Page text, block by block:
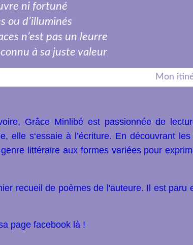
ni fortuné
ou d’illuminés
n’est pas un leurre
à sa juste valeur
Mon
Grâce Minlibé est passionnée de
elle s‘essaie à l’écriture. En découvrant
littéraire aux formes variées pour
recueil de poèmes de l'auteure. Il est paru
page facebook là !